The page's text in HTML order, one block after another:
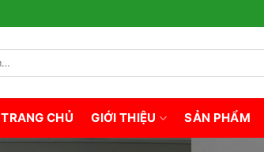
TRANG CHỦ GIỚI THIỆU SẢN PHẨM